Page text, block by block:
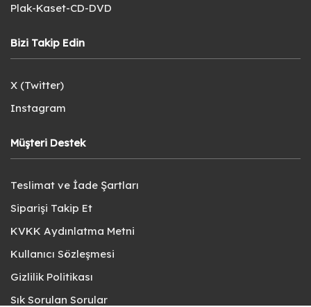
Plak-Kaset-CD-DVD
Bizi Takip Edin
X (Twitter)
Instagram
Müşteri Destek
Teslimat ve İade Şartları
Siparişi Takip Et
KVKK Aydınlatma Metni
Kullanıcı Sözleşmesi
Gizlilik Politikası
Sık Sorulan Sorular